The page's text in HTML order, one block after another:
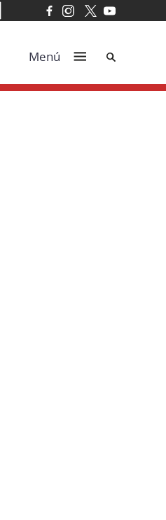
Menú Cerca